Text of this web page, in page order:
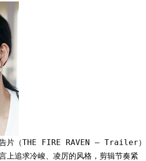
告片（THE FIRE RAVEN – Trailer）
上追求冷峻、凌厉的风格，剪辑节奏紧